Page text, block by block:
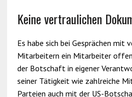
Keine vertraulichen
Es habe sich bei Gesprächen mit
Mitarbeitern ein Mitarbeiter
der Botschaft in eigener
seiner Tätigkeit wie zahlreiche
Parteien auch mit der US-